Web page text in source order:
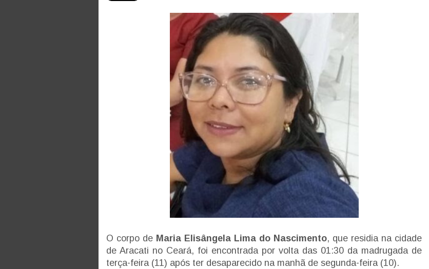
O corpo de Maria Elisângela Lima do Nascimento, que residia na cidade
de Aracati no Ceará, foi encontrada por volta das 01:30 da madrugada de
terça-feira (11) após ter desaparecido na manhã de segunda-feira (10).